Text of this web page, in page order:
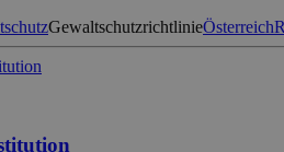
GewaltschutzrichtlinieÖsterreich